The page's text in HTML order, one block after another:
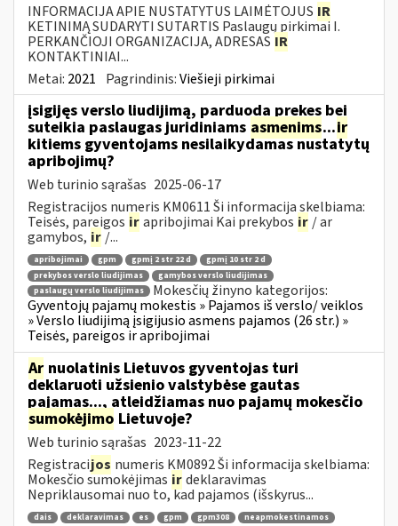
INFORMACIJA APIE NUSTATYTUS LAIMĖTOJUS IR
KETINIMĄ SUDARYTI SUTARTIS Paslaugų pirkimai I.
PERKANČIOJI ORGANIZACIJA, ADRESAS IR
KONTAKTINIAI...
Metai: 2021 Pagrindinis:Viešieji pirkimai
įsigijęs verslo liudijimą, parduoda prekes bei
suteikia paslaugas juridiniams asmenims...ir
kitiems gyventojams nesilaikydamas nustatytų
apribojimų?
Web turinio sąrašas 2025-06-17
Registracijos numeris KM0611 Ši informacija skelbiama:
Teisės, pareigos irapribojimai Kai prekybos ir / ar
gamybos, ir /...
apribojimai gpm gpmį 2 str 22 d
gpmį 10 str 2 d
prekybos verslo liudijimas
gamybos verslo liudijimas
paslaugų verslo liudijimas
Mokesčių žinyno kategorijos:
Gyventojų pajamų mokestis » Pajamos iš verslo/ veiklos
» Verslo liudijimą įsigijusio asmens pajamos (26 str.) »
Teisės, pareigos ir apribojimai
Ar nuolatinis Lietuvos gyventojas turi
deklaruoti užsienio valstybėse gautas
pajamas..., atleidžiamas nuo pajamų mokesčio
sumokėjimo Lietuvoje?
Web turinio sąrašas 2023-11-22
Registracijos numeris KM0892 Ši informacija skelbiama:
Mokesčio sumokėjimas irdeklaravimas
Nepriklausomai nuo to, kad pajamos (išskyrus...
dais deklaravimas es gpm gpm308
neapmokestinamos